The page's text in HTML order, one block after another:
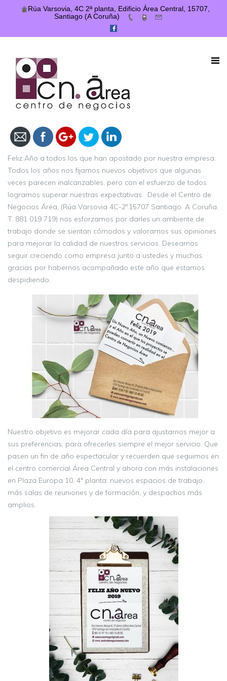
Rúa Varsovia, 4C 2ª planta, Edificio Área Central, 15707,
Santiago (A Coruña)
https://centrodenegociosarea.com/feliz-
Feliz Año a todos los que han apostado por nuestra empresa.
Todos los años nos fijamos nuevos objetivos que algunas
veces parecen inalcanzables, pero con el esfuerzo de todos
logramos superar nuestras expectativas. Desde el Centro de
Negocios Área, (Rúa Varsovia 4C-2º.15707 Santiago. A Coruña.
T. 881 019 719) nos esforzamos por darles un ambiente de
trabajo donde se sientan cómodos y valoramos sus opiniones
para mejorar la calidad de nuestros servicios. Deseamos
seguir creciendo como empresa junto a ustedes y muchas
gracias por habernos acompañado este año que estamos
despidiendo.
Nuestro objetivo es mejorar cada día para ajustarnos mejor a
sus preferencias, para ofrecerles siempre el mejor servicio. Que
pasen un fin de año espectacular y recuerden que seguimos en
el centro comercial Área Central y ahora con más instalaciones
en Plaza Europa 10, 4ª planta: nuevos espacios de trabajo,
más salas de reuniones y de formación, y despachos más
amplios.